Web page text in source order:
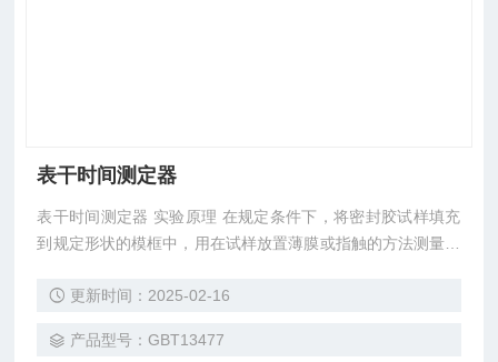
表干时间测定器
表干时间测定器 实验原理 在规定条件下，将密封胶试样填充
到规定形状的模框中，用在试样放置薄膜或指触的方法测量其
密封胶表干时间测定装置实验依据
更新时间：2025-02-16
产品型号：GBT13477